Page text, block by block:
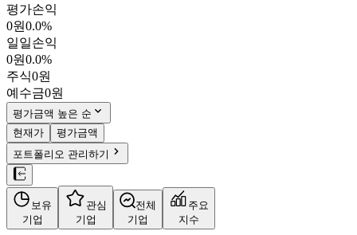
25,650원
098120
KOSDAQ
시가총액
PBR2.48
PER11.92
fPER 13.50
배당수익률0.39%
자사주비율-
결산월12월
4분기누적
10년
주재무제표
주주환원
컨센서스
주식정보
평가손익
0원0.0%
일일손익
0원0.0%
주식0원
예수금0원
평가금액 높은 순
현재가
평가금액
포트폴리오 관리하기
보유
기업
관심
기업
전체
기업
주요
지수